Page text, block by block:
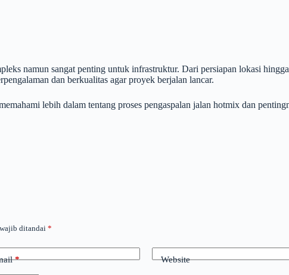
namun sangat penting untuk infrastruktur. Dari persiapan lokasi
dan berkualitas agar proyek berjalan lancar.
lebih dalam tentang proses pengaspalan jalan hotmix dan
ditandai *
* Website